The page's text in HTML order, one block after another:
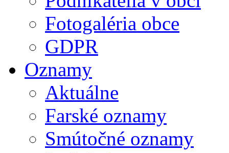
Fotogaléria obce
GDPR
Oznamy
Aktuálne
Farské oznamy
Smútočné oznamy